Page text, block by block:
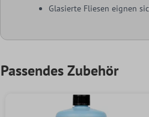
Glasierte Fliesen eignen
Passendes Zubehör